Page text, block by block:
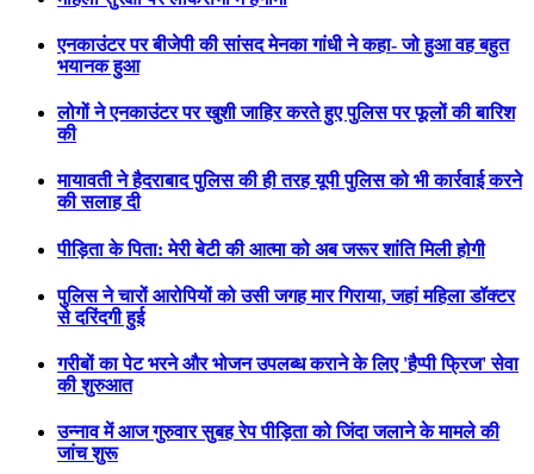
एनकाउंटर पर बीजेपी की सांसद मेनका गांधी ने कहा- जो हुआ वह बहुत
भयानक हुआ
लोगों ने एनकाउंटर पर खुशी जाहिर करते हुए पुलिस पर फूलों की बारिश
की
मायावती ने हैदराबाद पुलिस की ही तरह यूपी पुलिस को भी कार्रवाई करने
की सलाह दी
पीड़िता के पिता: मेरी बेटी की आत्मा को अब जरूर शांति मिली होगी
पुलिस ने चारों आरोपियों को उसी जगह मार गिराया, जहां महिला डॉक्टर
से दरिंदगी हुई
गरीबों का पेट भरने और भोजन उपलब्ध कराने के लिए 'हैप्पी फ्रिज' सेवा
की शुरुआत
उन्नाव में आज गुरुवार सुबह रेप पीड़िता को जिंदा जलाने के मामले की
जांच शुरू